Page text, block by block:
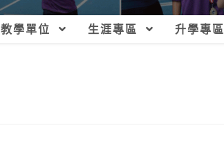
教學單位 生涯專區 升學專區